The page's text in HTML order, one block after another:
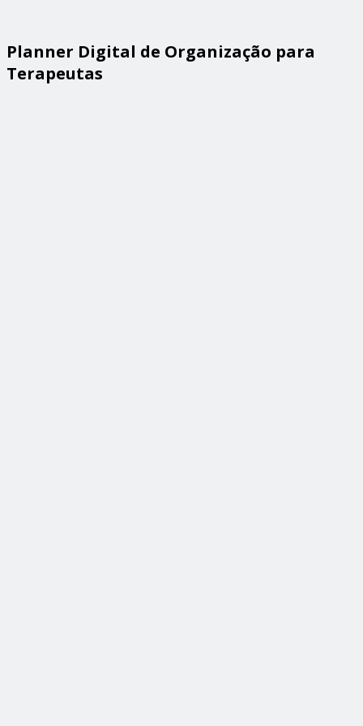
Planner Digital de Organização para
Terapeutas